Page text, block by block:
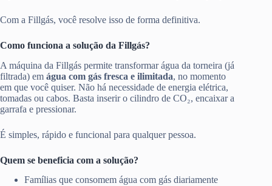
Com a Fillgás, você resolve isso de forma definitiva.
Como funciona a solução da Fillgás?
A máquina da Fillgás permite transformar água da torneira (já
filtrada) em água com gás fresca e ilimitada, no momento
em que você quiser. Não há necessidade de energia elétrica,
tomadas ou cabos. Basta inserir o cilindro de CO₂, encaixar a
garrafa e pressionar.
É simples, rápido e funcional para qualquer pessoa.
Quem se beneficia com a solução?
Famílias que consomem água com gás diariamente